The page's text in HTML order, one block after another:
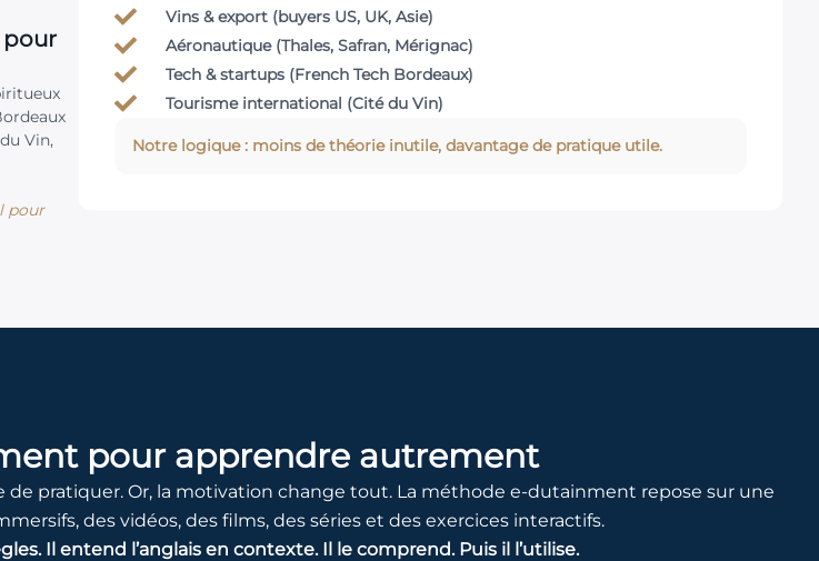
pour
Vin,
pour
Vins & export (buyers US, UK, Asie)
Aéronautique (Thales, Safran, Mérignac)
Tech & startups (French Tech Bordeaux)
Tourisme international (Cité du Vin)
Notre logique : moins de théorie inutile, davantage de pratique utile.
pour apprendre autrement
pratiquer. Or, la motivation change tout. La méthode e-dutainment repose sur une
des vidéos, des films, des séries et des exercices interactifs.
Il entend l’anglais en contexte. Il le comprend. Puis il l’utilise.